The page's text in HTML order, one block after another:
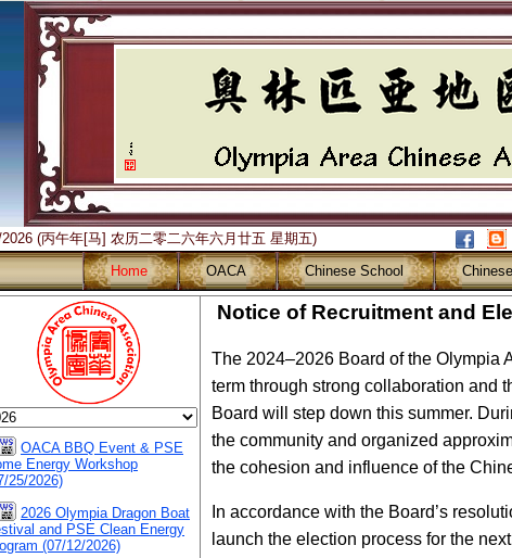
(丙午年[马] 农历二零二六年六月廿五 星期五)
Home
OACA Chinese School
OACA BBQ Event & PSE
Energy Workshop
25/2026)
2026 Olympia Dragon Boat
and PSE Clean Energy
(07/12/2026)
Notice of Recruitment and
The 2024–2026 Board of the Olympia
term through strong collaboration and
Board will step down this summer.
the community and organized
the cohesion and influence of the
In accordance with the Board’s
launch the election process for the